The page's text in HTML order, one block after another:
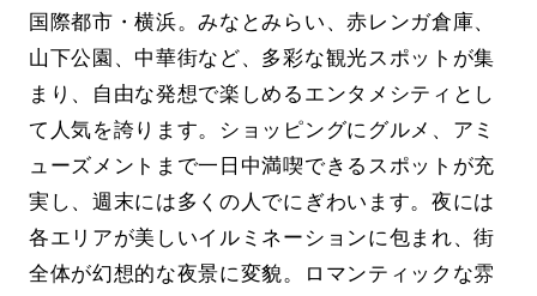
国際都市・横浜。みなとみらい、赤レンガ倉庫、
山下公園、中華街など、多彩な観光スポットが集
まり、自由な発想で楽しめるエンタメシティとし
て人気を誇ります。ショッピングにグルメ、アミ
ューズメントまで一日中満喫できるスポットが充
実し、週末には多くの人でにぎわいます。夜には
各エリアが美しいイルミネーションに包まれ、街
全体が幻想的な夜景に変貌。ロマンティックな雰